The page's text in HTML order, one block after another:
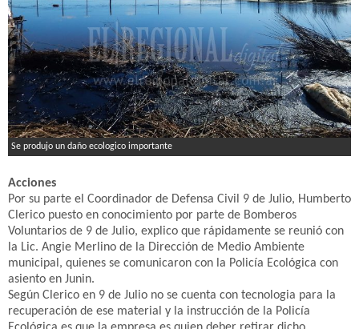
Se produjo un daño ecologico importante
Acciones
Por su parte el Coordinador de Defensa Civil 9 de Julio, Humberto
Clerico puesto en conocimiento por parte de Bomberos
Voluntarios de 9 de Julio, explico que rápidamente se reunió con
la Lic. Angie Merlino de la Dirección de Medio Ambiente
municipal, quienes se comunicaron con la Policía Ecológica con
asiento en Junin.
Según Clerico en 9 de Julio no se cuenta con tecnologia para la
recuperación de ese material y la instrucción de la Policía